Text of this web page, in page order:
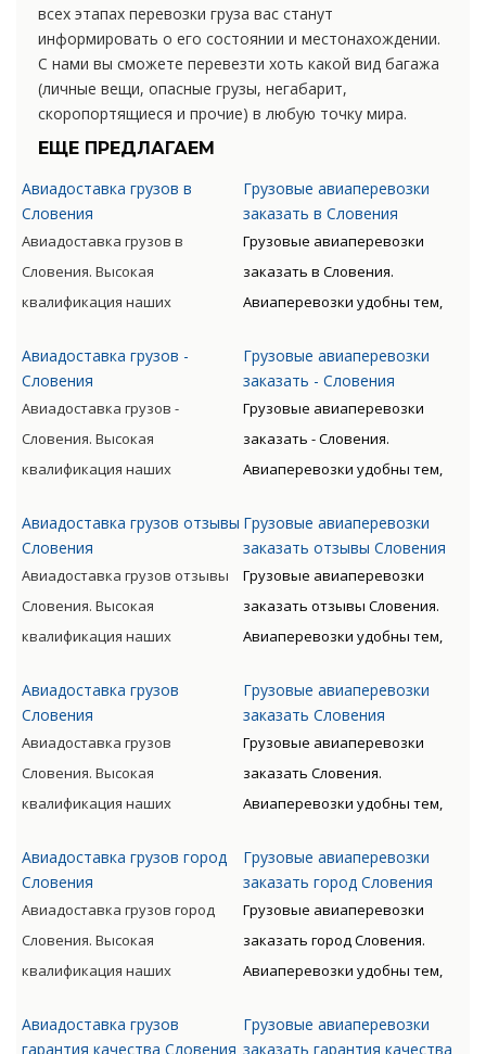
всех этапах перевозки груза вас станут
информировать о его состоянии и местонахождении.
С нами вы сможете перевезти хоть какой вид багажа
(личные вещи, опасные грузы, негабарит,
скоропортящиеся и прочие) в любую точку мира.
ЕЩЕ ПРЕДЛАГАЕМ
Авиадоставка грузов в
Словения
Авиадоставка грузов в
Словения. Высокая
квалификация наших
специальную подготовку,
позволяет мастерски
обслуживать перевозки всех
категории грузов.
Авиадоставка грузов -
Словения
Авиадоставка грузов -
Словения. Высокая
квалификация наших
специальную подготовку,
позволяет мастерски
обслуживать перевозки всех
категории грузов.
Авиадоставка грузов отзывы
Словения
Авиадоставка грузов отзывы
Словения. Высокая
квалификация наших
специальную подготовку,
позволяет мастерски
обслуживать перевозки всех
категории грузов.
Авиадоставка грузов
Словения
Авиадоставка грузов
Словения. Высокая
квалификация наших
специальную подготовку,
позволяет мастерски
обслуживать перевозки всех
категории грузов.
Авиадоставка грузов город
Словения
Авиадоставка грузов город
Словения. Высокая
квалификация наших
специальную подготовку,
Авиадоставка грузов
гарантия качества Словения
Грузовые авиаперевозки
заказать в Словения
Грузовые авиаперевозки
заказать в Словения.
Авиаперевозки удобны тем,
время клиента. Грузы
доставляются быстро, без
излишних остановок. Цену
дороже, чем доставка морем
либо машиной. Но стоимость
окупается преимуществами
авиаперевозок.
Грузовые авиаперевозки
заказать - Словения
Грузовые авиаперевозки
заказать - Словения.
Авиаперевозки удобны тем,
время клиента. Грузы
доставляются быстро, без
излишних остановок. Цену
дороже, чем доставка морем
либо машиной. Но стоимость
окупается преимуществами
авиаперевозок.
Грузовые авиаперевозки
заказать отзывы Словения
Грузовые авиаперевозки
заказать отзывы Словения.
Авиаперевозки удобны тем,
время клиента. Грузы
доставляются быстро, без
излишних остановок. Цену
дороже, чем доставка морем
либо машиной. Но стоимость
окупается преимуществами
авиаперевозок.
Грузовые авиаперевозки
заказать Словения
Грузовые авиаперевозки
заказать Словения.
Авиаперевозки удобны тем,
время клиента. Грузы
доставляются быстро, без
излишних остановок. Цену
такого вида перевозки
дороже, чем доставка морем
либо машиной. Но стоимость
окупается преимуществами
Грузовые авиаперевозки
заказать город Словения
Грузовые авиаперевозки
заказать город Словения.
Авиаперевозки удобны тем,
время клиента. Грузы
Грузовые авиаперевозки
заказать гарантия качества